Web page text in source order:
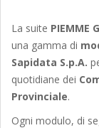
La suite PIEMME
una gamma di
Sapidata S.p.A.
quotidiane dei
Provinciale.
Ogni modulo, di